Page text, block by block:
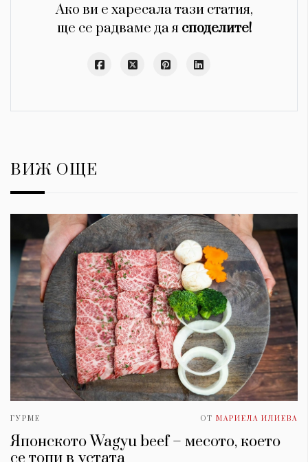
Ако ви е харесала тази статия,
ще се радваме да я споделите!
ВИЖ ОЩЕ
ГУРМЕ ОТ МАРИЕЛА ИЛИЕВА
Японското Wagyu beef – месото, което